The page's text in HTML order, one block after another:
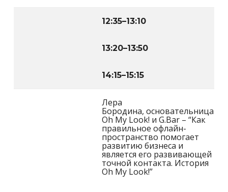
12:35–13:10
13:20–13:50
14:15–15:15
Лера
Бородина, основательница
Oh My Look! и G.Bar – “Как
правильное офлайн-
пространство помогает
развитию бизнеса и
является его развивающей
точной контакта. История
Oh My Look!”